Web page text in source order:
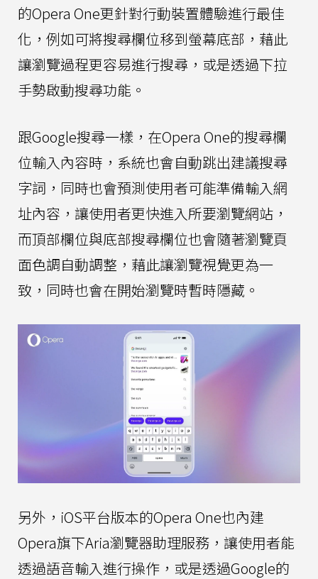
的Opera One更針對行動裝置體驗進行最佳
化，例如可將搜尋欄位移到螢幕底部，藉此
讓瀏覽過程更容易進行搜尋，或是透過下拉
手勢啟動搜尋功能。
跟Google搜尋一樣，在Opera One的搜尋欄
位輸入內容時，系統也會自動跳出建議搜尋
字詞，同時也會預測使用者可能準備輸入網
址內容，讓使用者更快進入所要瀏覽網站，
而頂部欄位與底部搜尋欄位也會隨著瀏覽頁
面色調自動調整，藉此讓瀏覽視覺更為一
致，同時也會在開始瀏覽時暫時隱藏。
另外，iOS平台版本的Opera One也內建
Opera旗下Aria瀏覽器助理服務，讓使用者能
透過語音輸入進行操作，或是透過Google的